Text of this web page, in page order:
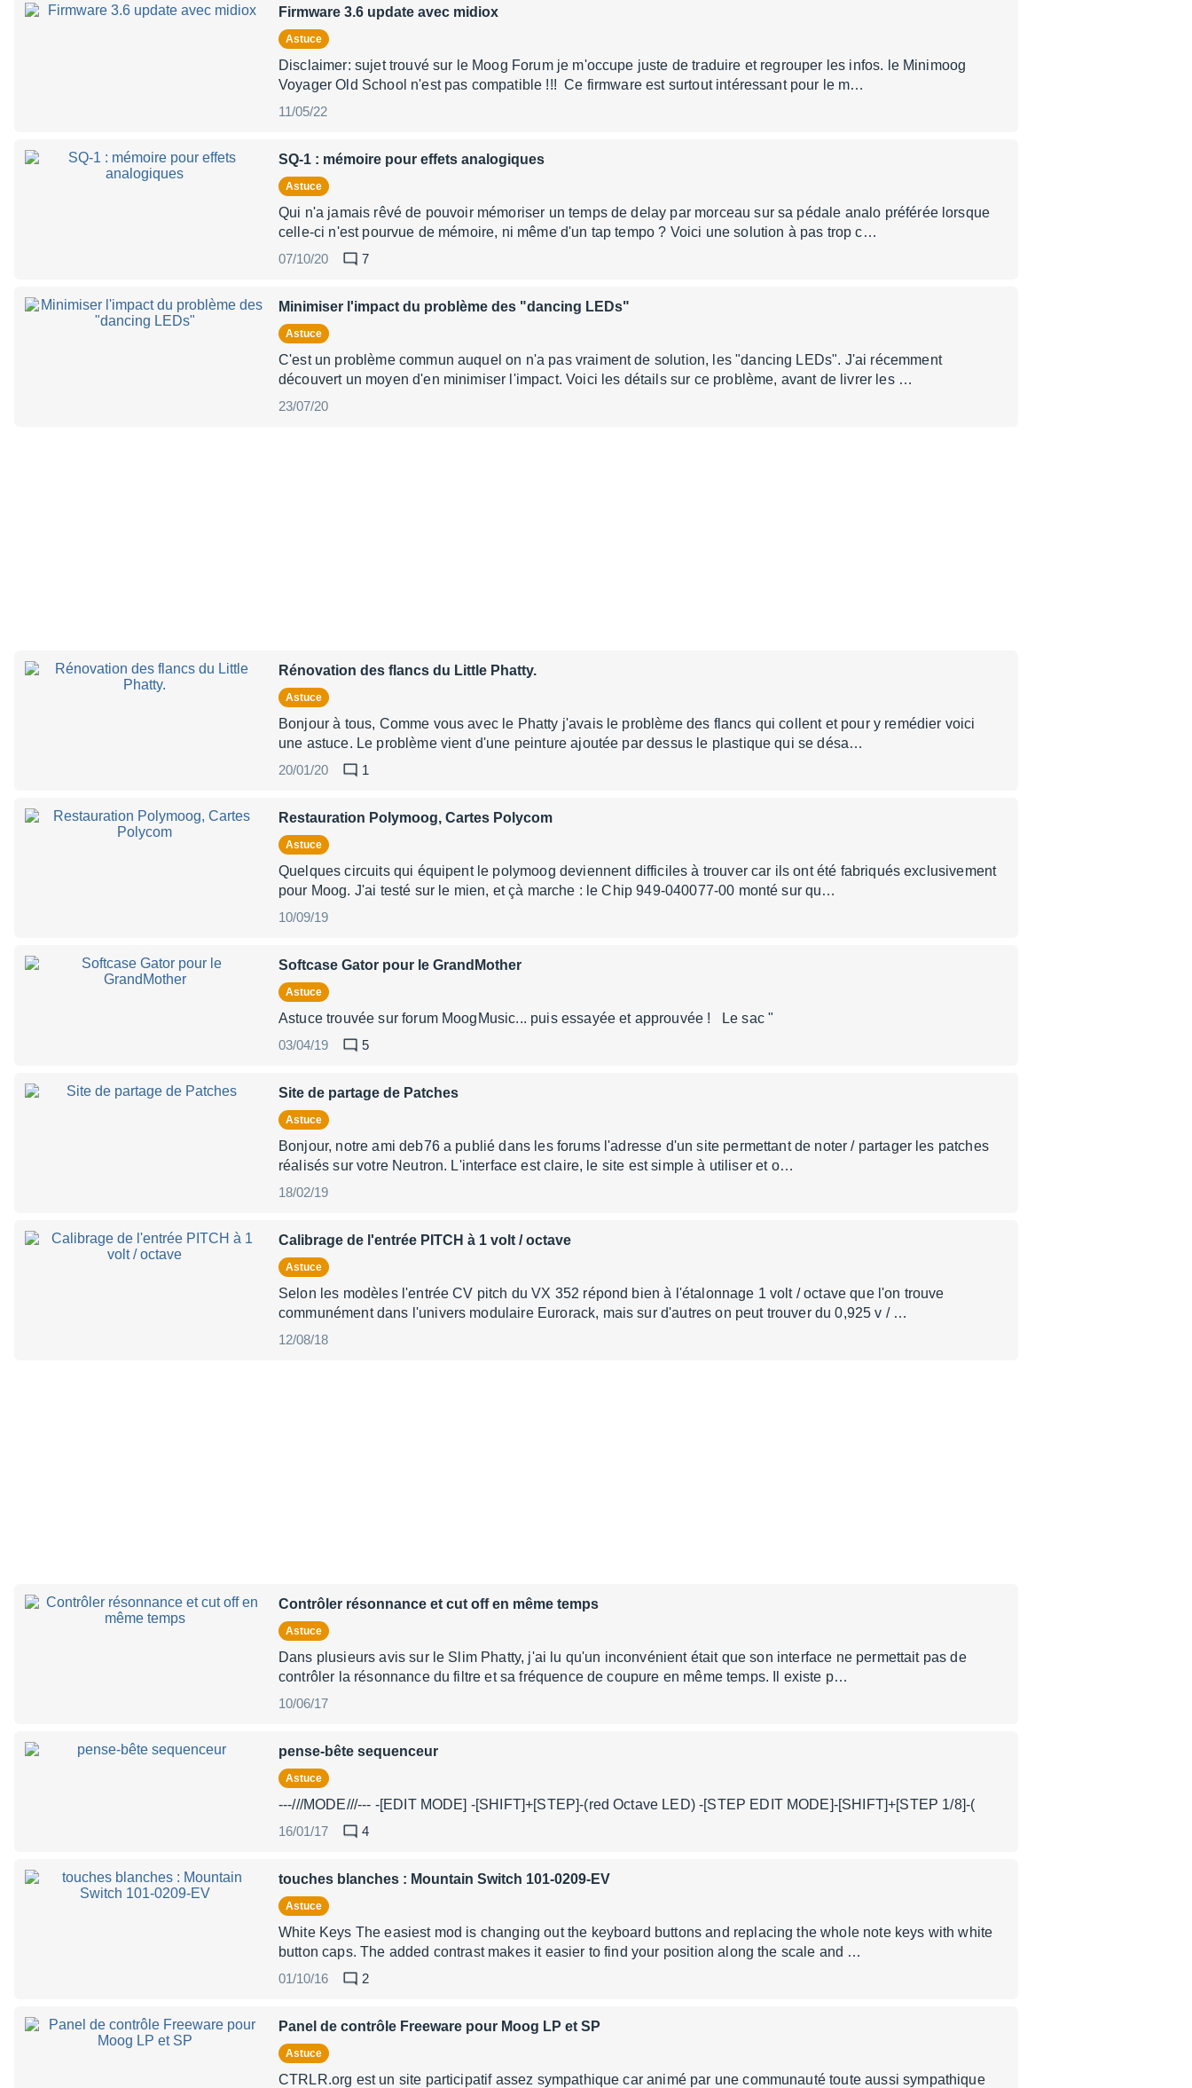
Firmware 3.6 update avec midiox
Astuce
Disclaimer: sujet trouvé sur le Moog Forum je m'occupe juste de traduire et regrouper les infos. le Minimoog
Voyager Old School n'est pas compatible !!! Ce firmware est surtout intéressant pour le m…
11/05/22
SQ-1 : mémoire pour effets analogiques
Astuce
Qui n'a jamais rêvé de pouvoir mémoriser un temps de delay par morceau sur sa pédale analo préférée lorsque
celle-ci n'est pourvue de mémoire, ni même d'un tap tempo ? Voici une solution à pas trop c…
07/10/20
7
Minimiser l'impact du problème des "dancing LEDs"
Astuce
C'est un problème commun auquel on n'a pas vraiment de solution, les "dancing LEDs". J'ai récemment
découvert un moyen d'en minimiser l'impact. Voici les détails sur ce problème, avant de livrer les …
23/07/20
Rénovation des flancs du Little Phatty.
Astuce
Bonjour à tous, Comme vous avec le Phatty j'avais le problème des flancs qui collent et pour y remédier voici
une astuce. Le problème vient d'une peinture ajoutée par dessus le plastique qui se désa…
20/01/20
1
Restauration Polymoog, Cartes Polycom
Astuce
Quelques circuits qui équipent le polymoog deviennent difficiles à trouver car ils ont été fabriqués exclusivement
pour Moog. J'ai testé sur le mien, et çà marche : le Chip 949-040077-00 monté sur qu…
10/09/19
Softcase Gator pour le GrandMother
Astuce
Astuce trouvée sur forum MoogMusic... puis essayée et approuvée ! Le sac "
03/04/19
5
Site de partage de Patches
Astuce
Bonjour, notre ami deb76 a publié dans les forums l'adresse d'un site permettant de noter / partager les patches
réalisés sur votre Neutron. L'interface est claire, le site est simple à utiliser et o…
18/02/19
Calibrage de l'entrée PITCH à 1 volt / octave
Astuce
Selon les modèles l'entrée CV pitch du VX 352 répond bien à l'étalonnage 1 volt / octave que l'on trouve
communément dans l'univers modulaire Eurorack, mais sur d'autres on peut trouver du 0,925 v / …
12/08/18
Contrôler résonnance et cut off en même temps
Astuce
Dans plusieurs avis sur le Slim Phatty, j'ai lu qu'un inconvénient était que son interface ne permettait pas de
contrôler la résonnance du filtre et sa fréquence de coupure en même temps. Il existe p…
10/06/17
pense-bête sequenceur
Astuce
---///MODE///--- -[EDIT MODE] -[SHIFT]+[STEP]-(red Octave LED) -[STEP EDIT MODE]-[SHIFT]+[STEP 1/8]-(
16/01/17
4
touches blanches : Mountain Switch 101-0209-EV
Astuce
White Keys The easiest mod is changing out the keyboard buttons and replacing the whole note keys with white
button caps. The added contrast makes it easier to find your position along the scale and …
01/10/16
2
Panel de contrôle Freeware pour Moog LP et SP
Astuce
CTRLR.org est un site participatif assez sympathique car animé par une communauté toute aussi sympathique